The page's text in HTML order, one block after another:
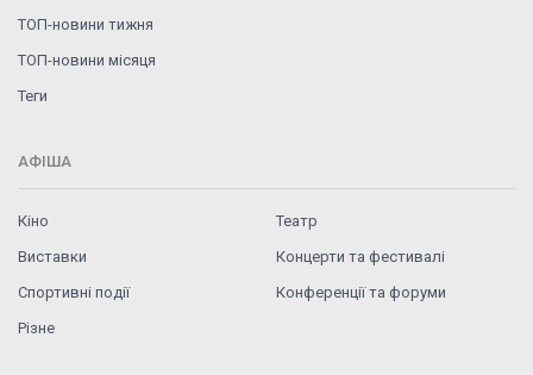
ТОП-новини тижня
ТОП-новини місяця
Теги
АФІША
Кіно
Театр
Виставки
Концерти та фестивалі
Спортивні події
Конференції та форуми
Різне